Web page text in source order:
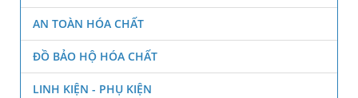
AN TOÀN HÓA CHẤT
ĐỒ BẢO HỘ HÓA CHẤT
LINH KIỆN - PHỤ KIỆN